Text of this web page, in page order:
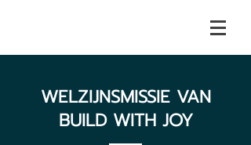
WELZIJNSMISSIE VAN
BUILD WITH JOY